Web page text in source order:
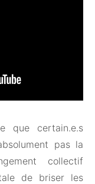
que certain.e.s
pas la
collectif
de briser les